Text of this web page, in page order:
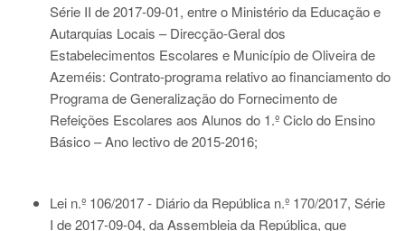
Série II de 2017-09-01, entre o Ministério da Educação e
Autarquias Locais – Direcção-Geral dos
Estabelecimentos Escolares e Município de Oliveira de
Azeméis: Contrato-programa relativo ao financiamento do
Programa de Generalização do Fornecimento de
Refeições Escolares aos Alunos do 1.º Ciclo do Ensino
Básico – Ano lectivo de 2015-2016;
Lei n.º 106/2017 - Diário da República n.º 170/2017, Série
I de 2017-09-04, da Assembleia da República, que